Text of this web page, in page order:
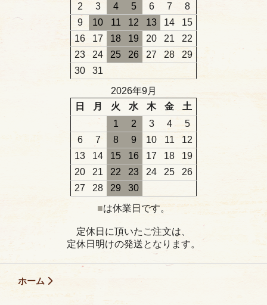
2
3 4 5 6 7
8
9
10 11 12 13 14
15
16
17 18 19 20 21
22
23
24 25 26 27 28
29
30
31
2026年9月
日
月 火 水 木 金
土
1
2 3 4
5
6
7 8 9 10 11
12
13
14 15 16 17 18
19
20
21 22 23 24 25
26
27
28 29
30
■は休業日です。
定休日に頂いたご注文は、
定休日明けの発送となります。
ホーム